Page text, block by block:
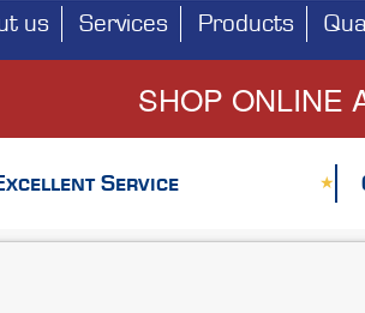
us Services Products
SHOP ONLINE
Service ★